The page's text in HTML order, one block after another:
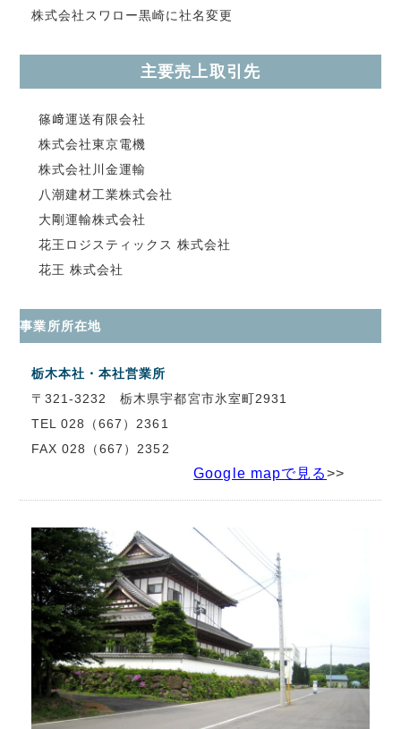
株式会社スワロー黒崎に社名変更
主要売上取引先
篠﨑運送有限会社
株式会社東京電機
株式会社川金運輸
八潮建材工業株式会社
大剛運輸株式会社
花王ロジスティックス 株式会社
花王 株式会社
事業所所在地
栃木本社・本社営業所
〒321-3232 栃木県宇都宮市氷室町2931
TEL 028（667）2361
FAX 028（667）2352
Google mapで見る>>